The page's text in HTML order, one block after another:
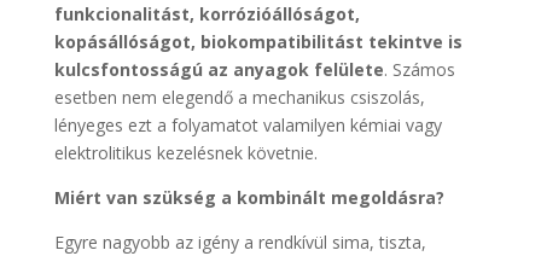
funkcionalitást, korrózióállóságot,
kopásállóságot, biokompatibilitást tekintve is
kulcsfontosságú az anyagok felülete. Számos
esetben nem elegendő a mechanikus csiszolás,
lényeges ezt a folyamatot valamilyen kémiai vagy
elektrolitikus kezelésnek követnie.
Miért van szükség a kombinált megoldásra?
Egyre nagyobb az igény a rendkívül sima, tiszta,